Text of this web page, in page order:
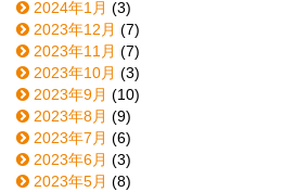
2024年1月 (3)
2023年12月 (7)
2023年11月 (7)
2023年10月 (3)
2023年9月 (10)
2023年8月 (9)
2023年7月 (6)
2023年6月 (3)
2023年5月 (8)